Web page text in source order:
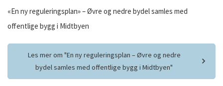
«En ny reguleringsplan» – Øvre og nedre bydel samles med
offentlige bygg i Midtbyen
Les mer om "En ny reguleringsplan – Øvre og nedre
bydel samles med offentlige bygg i Midtbyen"